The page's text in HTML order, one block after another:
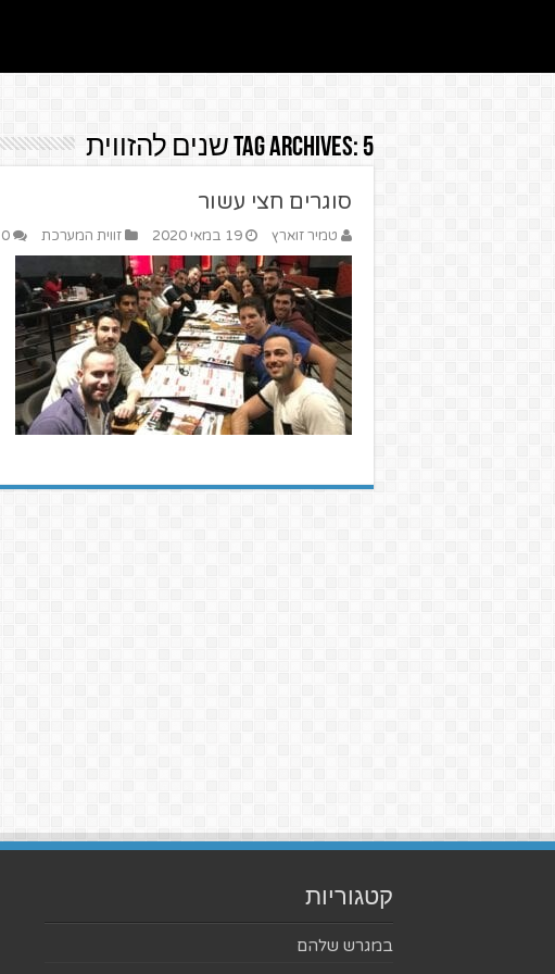
Tag Archives: 5 שנים להזווית
סוגרים חצי עשור
טמיר זוארץ 19 במאי 2020 זווית המערכת 0
קטגוריות
במגרש שלהם